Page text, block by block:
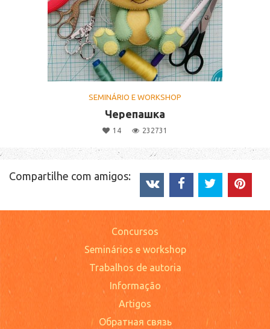
SEMINÁRIO E WORKSHOP
Черепашка
14 232731
Compartilhe com amigos:
Concursos
Seminários e workshop
Trabalhos de autoria
Informação
Artigos
Обратная связь